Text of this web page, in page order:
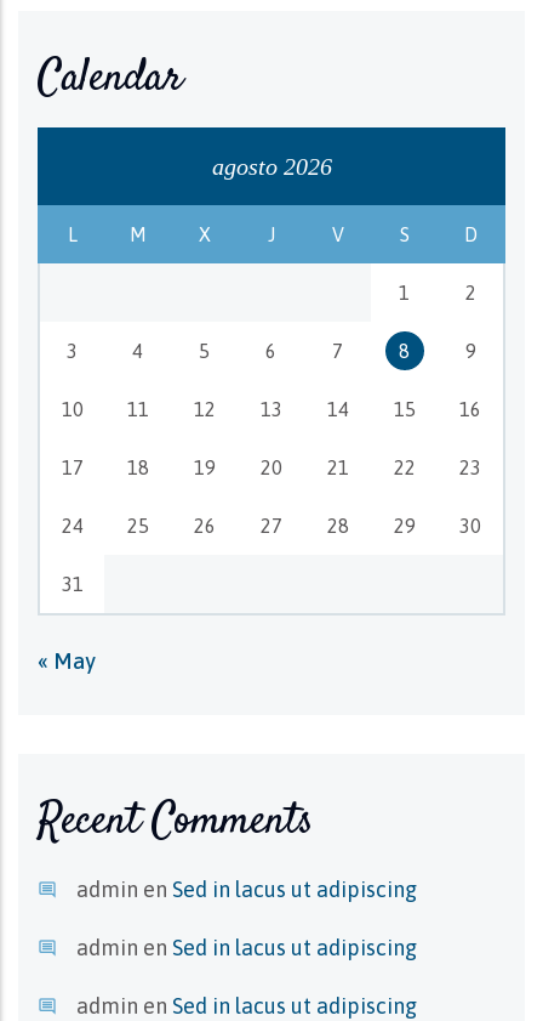
Calendar
agosto 2026
L M X J V S D
1 2
3 4 5 6 7 8 9
10 11 12 13 14 15 16
17 18 19 20 21 22 23
24 25 26 27 28 29 30
31
« May
Recent Comments
admin en Sed in lacus ut adipiscing
admin en Sed in lacus ut adipiscing
admin en Sed in lacus ut adipiscing